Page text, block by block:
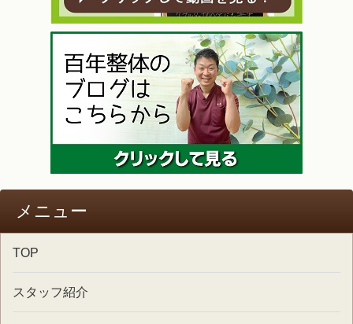
メニュー
TOP
スタッフ紹介